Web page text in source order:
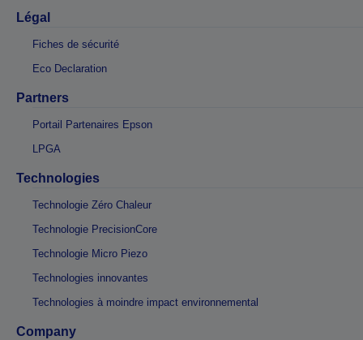
Légal
Fiches de sécurité
Eco Declaration
Partners
Portail Partenaires Epson
LPGA
Technologies
Technologie Zéro Chaleur
Technologie PrecisionCore
Technologie Micro Piezo
Technologies innovantes
Technologies à moindre impact environnemental
Company